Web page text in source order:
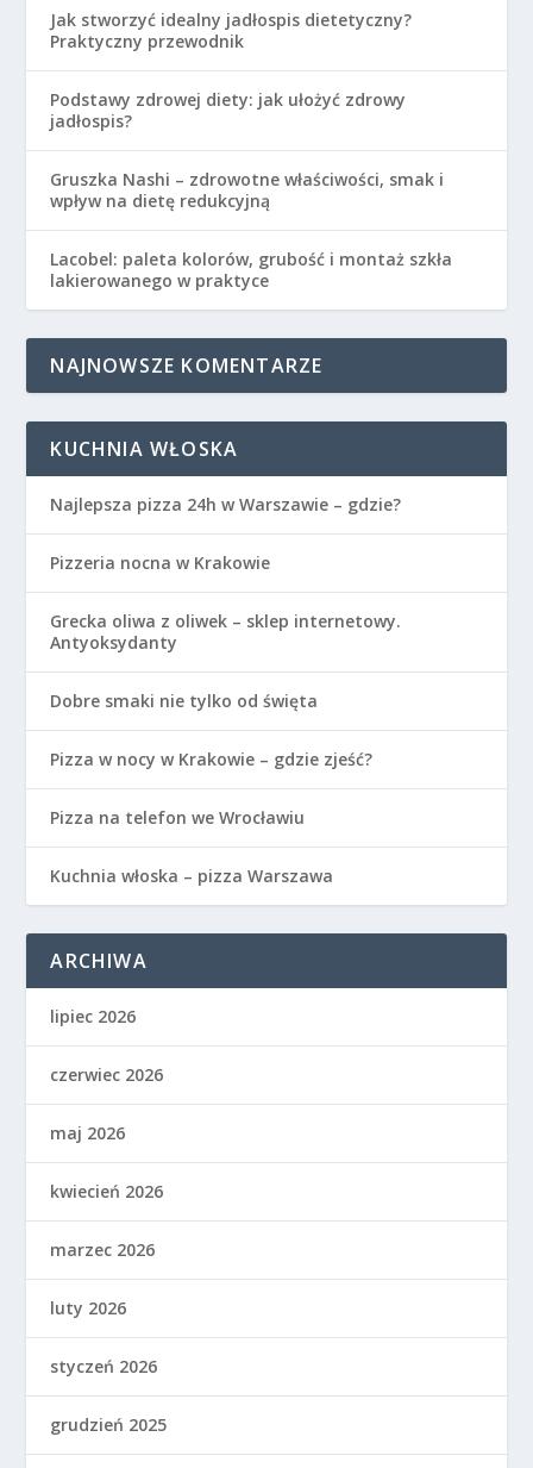
Jak stworzyć idealny jadłospis dietetyczny?
Praktyczny przewodnik
Podstawy zdrowej diety: jak ułożyć zdrowy
jadłospis?
Gruszka Nashi – zdrowotne właściwości, smak i
wpływ na dietę redukcyjną
Lacobel: paleta kolorów, grubość i montaż szkła
lakierowanego w praktyce
NAJNOWSZE KOMENTARZE
KUCHNIA WŁOSKA
Najlepsza pizza 24h w Warszawie – gdzie?
Pizzeria nocna w Krakowie
Grecka oliwa z oliwek – sklep internetowy.
Antyoksydanty
Dobre smaki nie tylko od święta
Pizza w nocy w Krakowie – gdzie zjeść?
Pizza na telefon we Wrocławiu
Kuchnia włoska – pizza Warszawa
ARCHIWA
lipiec 2026
czerwiec 2026
maj 2026
kwiecień 2026
marzec 2026
luty 2026
styczeń 2026
grudzień 2025